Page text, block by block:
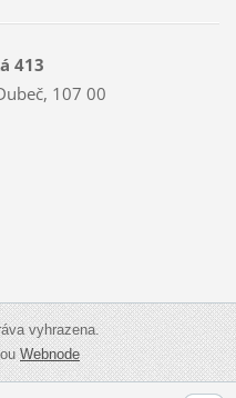
413
107 00
vyhrazena.
Webnode